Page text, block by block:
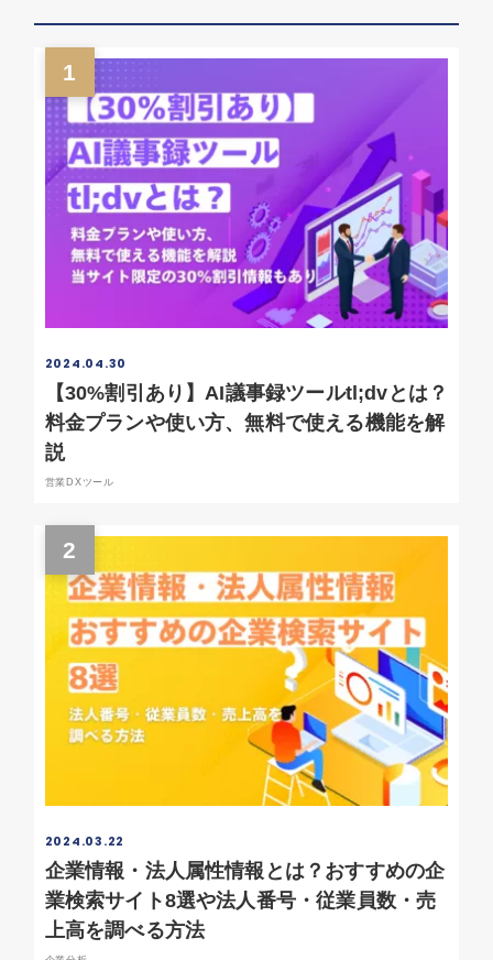
1
2024.04.30
【30%割引あり】AI議事録ツールtl;dvとは？
料金プランや使い方、無料で使える機能を解
説
営業DXツール
2
2024.03.22
企業情報・法人属性情報とは？おすすめの企
業検索サイト8選や法人番号・従業員数・売
上高を調べる方法